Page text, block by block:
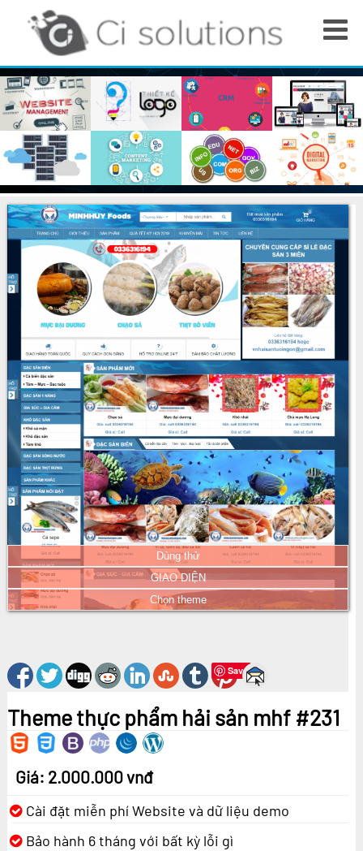
Dùng thử
GIAO DIỆN
Chọn theme
Save
Theme thực phẩm hải sản mhf #231
Giá: 2.000.000 vnđ
Cài đặt miễn phí Website và dữ liệu demo
Bảo hành 6 tháng với bất kỳ lỗi gì